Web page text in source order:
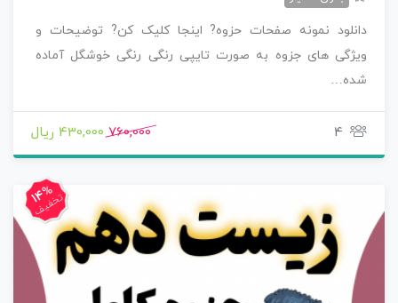
دانلود نمونه صفحات حزوه? اینجا کلیک کن? توضیحات و
ویژگی های جزوه به صورت تایپی رنگی رنگی خوشگل آماده
شده…
4
760,000 430,000 ریال
14%
تخفیف